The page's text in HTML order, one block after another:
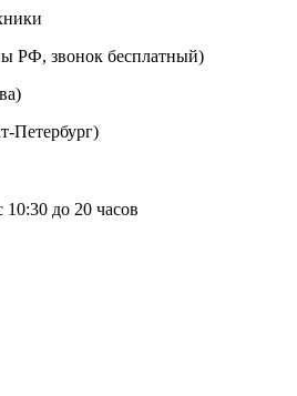
РФ, звонок бесплатный)
Петербург)
10:30 до 20 часов